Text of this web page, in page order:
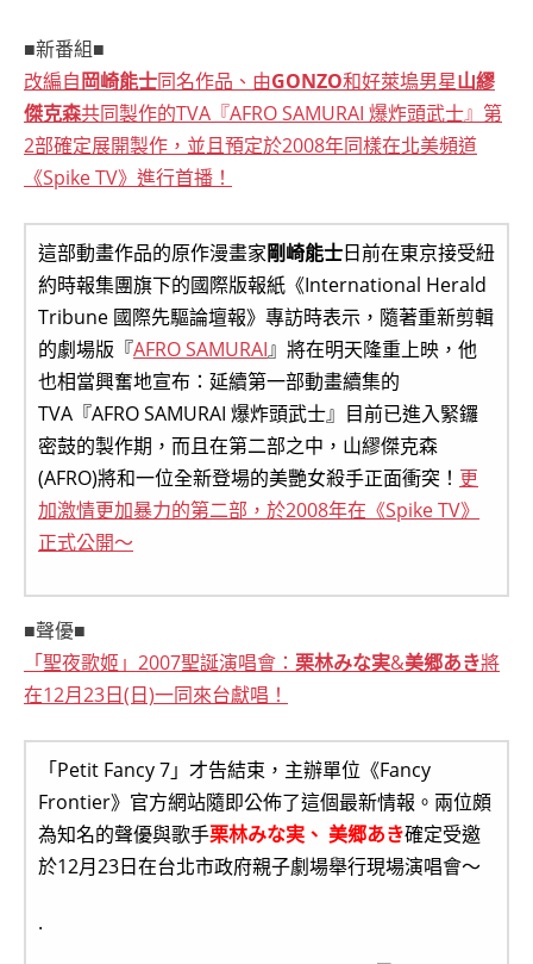
■新番組■
改編自岡崎能士同名作品、由GONZO和好萊塢男星山繆
傑克森共同製作的TVA『AFRO SAMURAI 爆炸頭武士』第
2部確定展開製作，並且預定於2008年同樣在北美頻道
《Spike TV》進行首播！
這部動畫作品的原作漫畫家剛崎能士日前在東京接受紐
約時報集團旗下的國際版報紙《International Herald
Tribune 國際先驅論壇報》專訪時表示，隨著重新剪輯
的劇場版『AFRO SAMURAI』將在明天隆重上映，他
也相當興奮地宣布：延續第一部動畫續集的
TVA『AFRO SAMURAI 爆炸頭武士』目前已進入緊鑼
密鼓的製作期，而且在第二部之中，山繆傑克森
(AFRO)將和一位全新登場的美艷女殺手正面衝突！ 更
加激情更加暴力的第二部，於2008年在《Spike TV》
正式公開～
■聲優■
「聖夜歌姬」2007聖誕演唱會： 栗林みな実&美郷あき將
在12月23日(日)一同來台獻唱！
「Petit Fancy 7」才告結束，主辦單位《Fancy
Frontier》官方網站隨即公佈了這個最新情報。兩位頗
為知名的聲優與歌手栗林みな実、 美郷あき確定受邀
於12月23日在台北市政府親子劇場舉行現場演唱會～
.